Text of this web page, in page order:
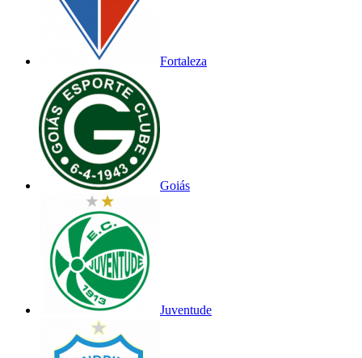
Fortaleza
Goiás
Juventude